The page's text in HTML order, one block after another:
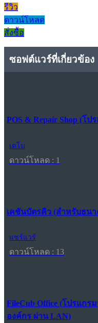
รีวิว
ดาวน์โหลด
สั่งซื้อ
ซอฟต์แวร์ที่เกี่ยวข้อง
POS & Repair Shop (โ
เดโม
ดาวน์โหลด : 1
เคชันบัตรคิว (สำหรับธน
แชร์แวร์
ดาวน์โหลด : 13
FileCub Office (โปรแกร
องค์กร ผ่าน LAN)